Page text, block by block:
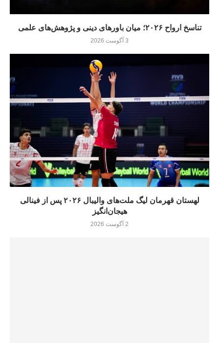
تناسخ ارواح ۲۰۲۶؛ میان باورهای دینی و پژوهش‌های علمی
3 آگوست 2026
لهستان قهرمان لیگ ملت‌های والیبال ۲۰۲۶ پس از فینالی
هیجان‌انگیز
2 آگوست 2026